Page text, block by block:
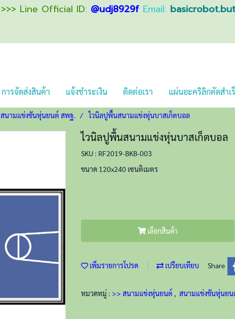
>>> Line Official ID: @udj8929f Email:
การจัดส่งสินค้า แจ้งชำระเงิน ติดต่อเรา แผ่นอะคริลิกตัดสำเ
สนามแข่งขันหุ่นยนต์ สพฐ. ไวนิลปูพื้นสนามแข่งหุ่นบาสเก็ตบอล
ไวนิลปูพื้นสนามแข่งหุ่นบาสเก็ตบอล
SKU : RF2019-BKB-003
ขนาด 120x240 เซนติเมตร
เลือกสินค้า
เพิ่มรายการโปรด เปรียบเทียบ Share
หมวดหมู่ : >> สนามแข่งหุ่นยนต์ สนามแข่งขันหุ่นยน